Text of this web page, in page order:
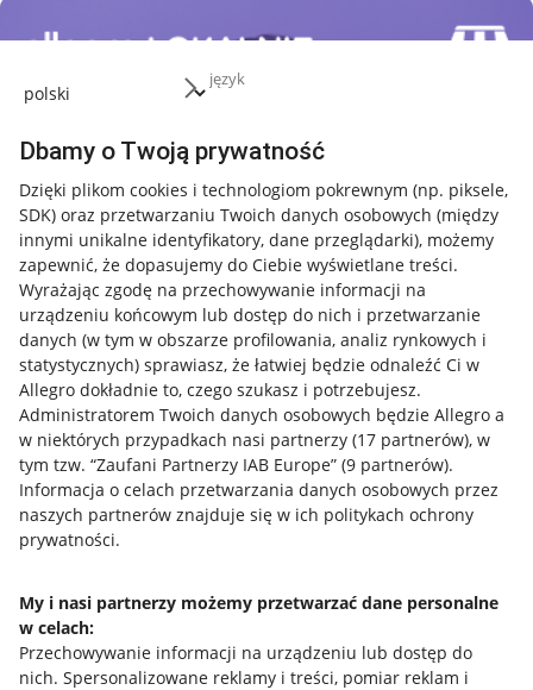
język
Dbamy o Twoją prywatność
Dzięki plikom cookies i technologiom pokrewnym (np. piksele,
SDK) oraz przetwarzaniu Twoich danych osobowych (między
innymi unikalne identyfikatory, dane przeglądarki), możemy
zapewnić, że dopasujemy do Ciebie wyświetlane treści.
Wyrażając zgodę na przechowywanie informacji na
urządzeniu końcowym lub dostęp do nich i przetwarzanie
danych (w tym w obszarze profilowania, analiz rynkowych i
statystycznych) sprawiasz, że łatwiej będzie odnaleźć Ci w
Allegro dokładnie to, czego szukasz i potrzebujesz.
Administratorem Twoich danych osobowych będzie Allegro a
w niektórych przypadkach nasi partnerzy (17 partnerów), w
tym tzw. “Zaufani Partnerzy IAB Europe” (9 partnerów).
Informacja o celach przetwarzania danych osobowych przez
naszych partnerów znajduje się w ich politykach ochrony
prywatności.
My i nasi partnerzy możemy przetwarzać dane personalne
w celach:
Przechowywanie informacji na urządzeniu lub dostęp do
nich. Spersonalizowane reklamy i treści, pomiar reklam i
Przydatne informacje
Jak to działa
Allegro Gadane dla sprzedających
Allegro Gadane dla kupujących